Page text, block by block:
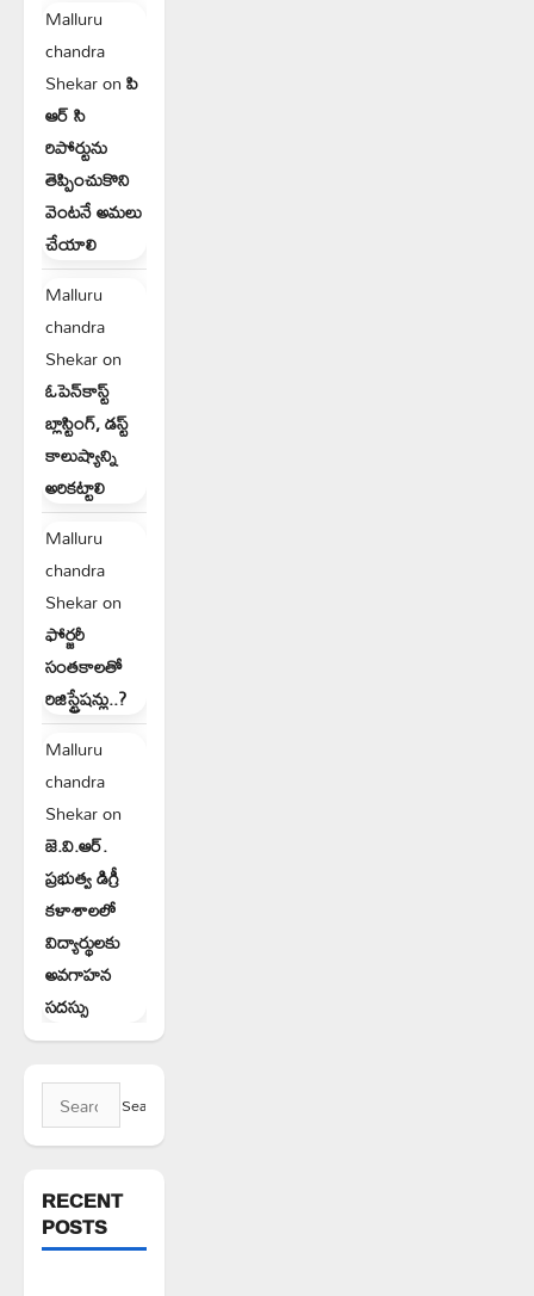
Malluru
chandra
Shekaronపి
ఆర్ సి
రిపోర్టును
తెప్పించుకొని
వెంటనే అమలు
చేయాలి
Malluru
chandra
Shekaron
ఓపెన్‌కాస్ట్
బ్లాస్టింగ్, డస్ట్
కాలుష్యాన్ని
అరికట్టాలి
Malluru
chandra
Shekaron
ఫోర్జరీ
సంతకాలతో
రిజిస్ట్రేషన్లు..?
Malluru
chandra
Shekaron
జె.వి.ఆర్.
ప్రభుత్వ డిగ్రీ
కళాశాలలో
విద్యార్థులకు
అవగాహన
సదస్సు
Search
for:
RECENT
POSTS